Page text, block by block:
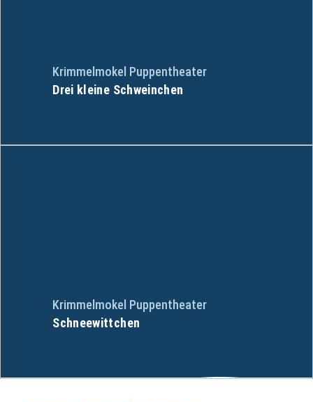
Krimmelmokel Puppentheater
Drei kleine Schweinchen
Krimmelmokel Puppentheater
Schneewittchen